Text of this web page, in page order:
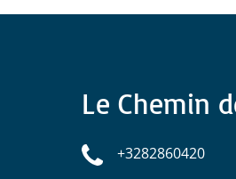
Le Chemin
+3282860420